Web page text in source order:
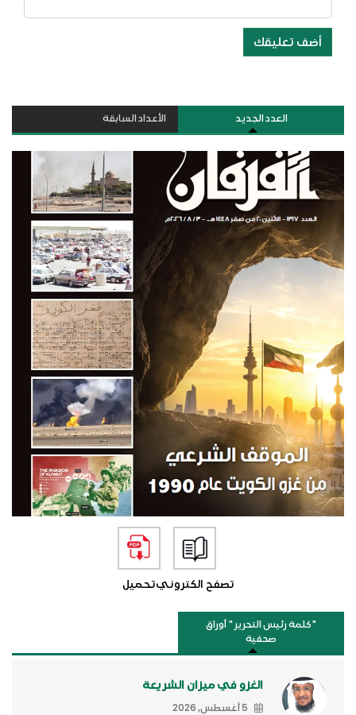
أضف تعليقك
العدد الجديد الأعداد السابقة
تصفح الكترونيتحميل
"كلمة رئيس التحرير " أوراق
صحفية
الغزو في ميزان الشريعة
5 أغسطس, 2026